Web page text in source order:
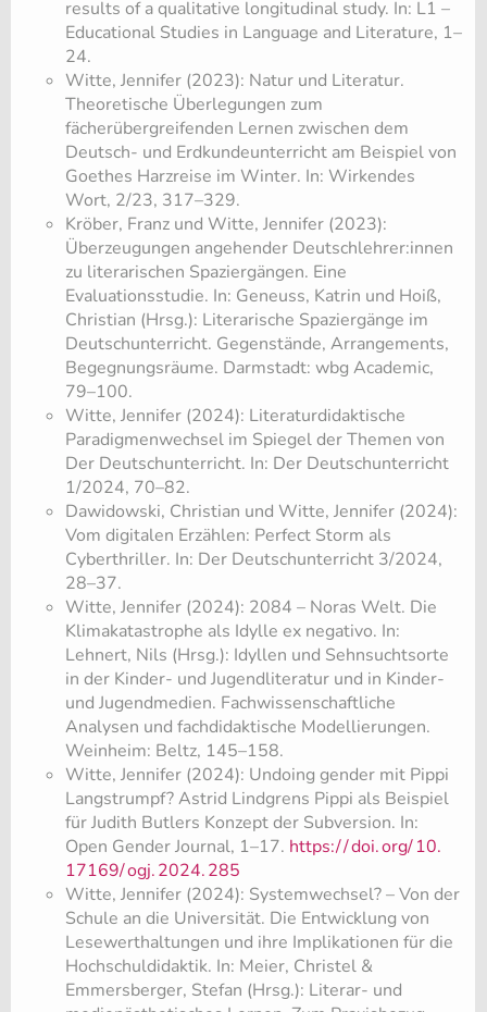
results of a qualitative longitudinal study. In: L1 –
Educational Studies in Language and Literature, 1–
24.
Witte, Jennifer (2023): Natur und Literatur.
Theoretische Überlegungen zum
fächerübergreifenden Lernen zwischen dem
Deutsch- und Erdkundeunterricht am Beispiel von
Goethes Harzreise im Winter. In: Wirkendes
Wort, 2/23, 317–329.
Kröber, Franz und Witte, Jennifer (2023):
Überzeugungen angehender Deutschlehrer:innen
zu literarischen Spaziergängen. Eine
Evaluationsstudie. In: Geneuss, Katrin und Hoiß,
Christian (Hrsg.): Literarische Spaziergänge im
Deutschunterricht. Gegenstände, Arrangements,
Begegnungsräume. Darmstadt: wbg Academic,
79–100.
Witte, Jennifer (2024): Literaturdidaktische
Paradigmenwechsel im Spiegel der Themen von
Der Deutschunterricht. In: Der Deutschunterricht
1/2024, 70–82.
Dawidowski, Christian und Witte, Jennifer (2024):
Vom digitalen Erzählen: Perfect Storm als
Cyberthriller. In: Der Deutschunterricht 3/2024,
28–37.
Witte, Jennifer (2024): 2084 – Noras Welt. Die
Klimakatastrophe als Idylle ex negativo. In:
Lehnert, Nils (Hrsg.): Idyllen und Sehnsuchtsorte
in der Kinder- und Jugendliteratur und in Kinder-
und Jugendmedien. Fachwissenschaftliche
Analysen und fachdidaktische Modellierungen.
Weinheim: Beltz, 145–158.
Witte, Jennifer (2024): Undoing gender mit Pippi
Langstrumpf? Astrid Lindgrens Pippi als Beispiel
für Judith Butlers Konzept der Subversion. In:
Open Gender Journal, 1–17. https://doi.org/10.
17169/ogj.2024.285
Witte, Jennifer (2024): Systemwechsel? – Von der
Schule an die Universität. Die Entwicklung von
Lesewerthaltungen und ihre Implikationen für die
Hochschuldidaktik. In: Meier, Christel &
Emmersberger, Stefan (Hrsg.): Literar- und